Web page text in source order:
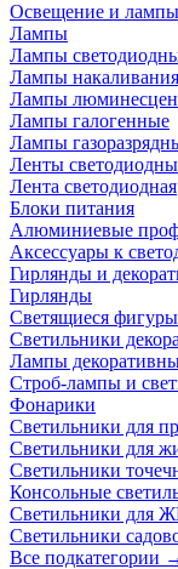
Освещение и лампы
Лампы
Лампы
Лампы
Лампы
Лампы галогенные
Лампы
Ленты
Лента светодиодная
Блоки питания
Алюминиевые
Аксессуары к
Гирлянды и
Гирлянды
Светящиеся фигуры
Светильники
Лампы
Строб-лампы и
Фонарики
Светильники для
Светильники для
Светильники
Консольные
Светильники для
Светильники
Все подкатегории